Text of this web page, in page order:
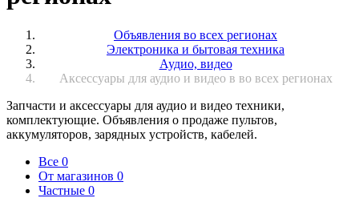
Объявления во всех регионах
Электроника и бытовая техника
Аудио, видео
Аксессуары для аудио и видео в во всех регионах
Запчасти и аксессуары для аудио и видео техники,
комплектующие. Объявления о продаже пультов,
аккумуляторов, зарядных устройств, кабелей.
Все 0
От магазинов 0
Частные 0